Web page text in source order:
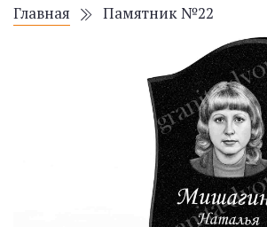
Главная Памятник №22